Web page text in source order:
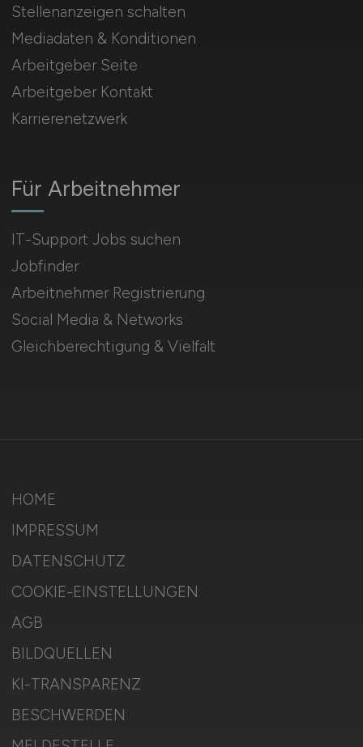
Für Arbeitnehmer
IT-Support Jobs suchen
Jobfinder
Arbeitnehmer Registrierung
Social Media & Networks
Gleichberechtigung & Vielfalt
Stellenanzeigen schalten
Mediadaten & Konditionen
Arbeitgeber Seite
Arbeitgeber Kontakt
Karrierenetzwerk
HOME
IMPRESSUM
DATENSCHUTZ
COOKIE-EINSTELLUNGEN
AGB
BILDQUELLEN
KI-TRANSPARENZ
BESCHWERDEN